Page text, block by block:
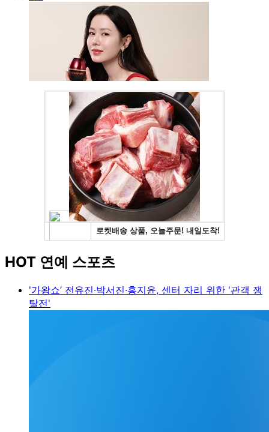
HOT 연예 스포츠
'가왕쇼’ 전유진·박서진·홍지윤, 센터 자리 위한 '관객 쟁
탈전'